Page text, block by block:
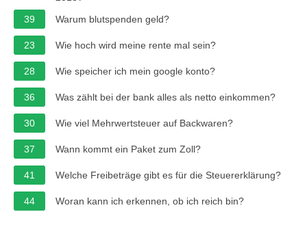
39
Warum blutspenden geld?
23 Wie hoch wird meine rente mal sein?
28 Wie speicher ich mein google konto?
36 Was zählt bei der bank alles als netto einkommen?
30 Wie viel Mehrwertsteuer auf Backwaren?
37 Wann kommt ein Paket zum Zoll?
41 Welche Freibeträge gibt es für die Steuererklärung?
44 Woran kann ich erkennen, ob ich reich bin?